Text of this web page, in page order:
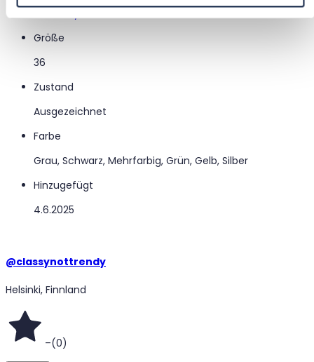
Größe
36
Zustand
Ausgezeichnet
Farbe
Grau, Schwarz, Mehrfarbig, Grün, Gelb, Silber
Hinzugefügt
4.6.2025
@classynottrendy
Helsinki, Finnland
–(0)